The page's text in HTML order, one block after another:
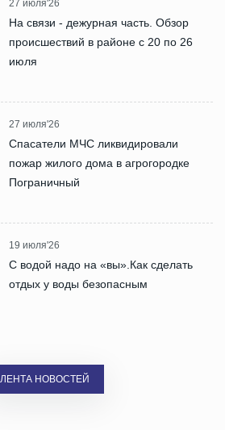
27 июля'26
На связи - дежурная часть. Обзор
происшествий в районе с 20 по 26
июля
27 июля'26
Спасатели МЧС ликвидировали
пожар жилого дома в агрогородке
Пограничный
19 июля'26
С водой надо на «вы».Как сделать
отдых у воды безопасным
ЛЕНТА НОВОСТЕЙ